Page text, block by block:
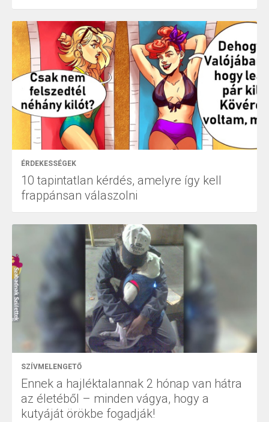
ÉRDEKESSÉGEK
10 tapintatlan kérdés, amelyre így kell
frappánsan válaszolni
SZÍVMELENGETŐ
Ennek a hajléktalannak 2 hónap van hátra
az életéből – minden vágya, hogy a
kutyáját örökbe fogadják!